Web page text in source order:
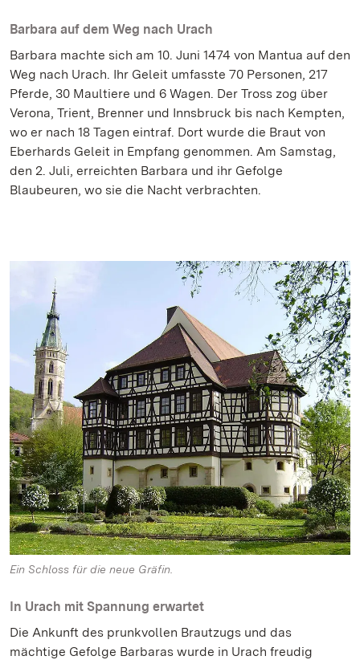
Barbara auf dem Weg nach Urach
Barbara machte sich am 10. Juni 1474 von Mantua auf den
Weg nach Urach. Ihr Geleit umfasste 70 Personen, 217
Pferde, 30 Maultiere und 6 Wagen. Der Tross zog über
Verona, Trient, Brenner und Innsbruck bis nach Kempten,
wo er nach 18 Tagen eintraf. Dort wurde die Braut von
Eberhards Geleit in Empfang genommen. Am Samstag,
den 2. Juli, erreichten Barbara und ihr Gefolge
Blaubeuren, wo sie die Nacht verbrachten.
Ein Schloss für die neue Gräfin.
In Urach mit Spannung erwartet
Die Ankunft des prunkvollen Brautzugs und das
mächtige Gefolge Barbaras wurde in Urach freudig